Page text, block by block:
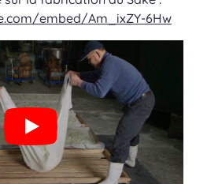
embed/Am_ixZY-6Hw